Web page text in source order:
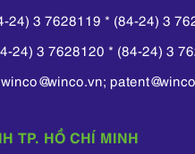
24) 3 7628119 * (84-24) 3
24) 3 7628120 * (84-24) 3
TP. HỒ CHÍ MINH